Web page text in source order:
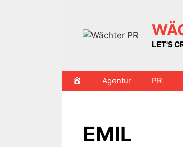
LET'S
HOMEAgentur PR
EMIL